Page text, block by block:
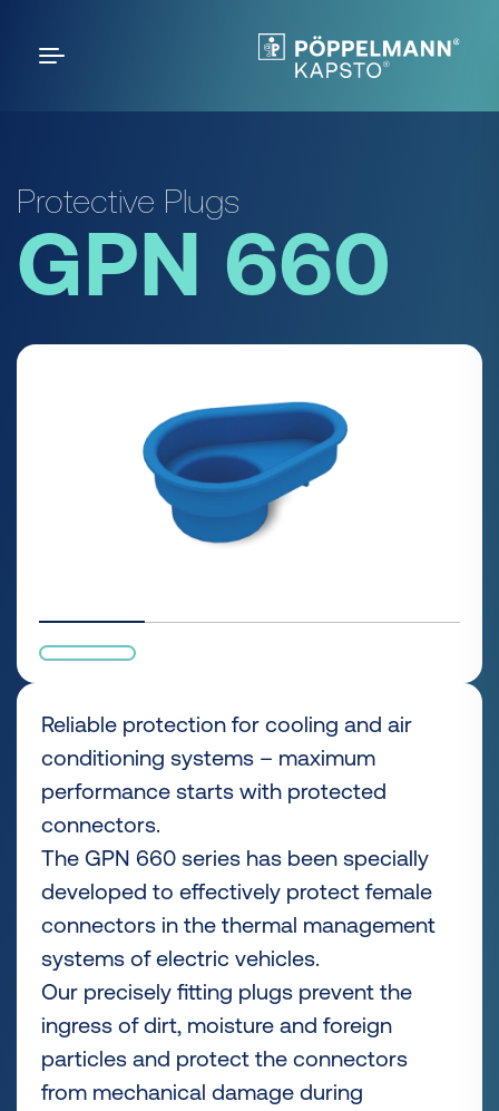
Protective Plugs
GPN 660
Reliable protection for cooling and air
conditioning systems – maximum
performance starts with protected
connectors.
The GPN 660 series has been specially
developed to effectively protect female
connectors in the thermal management
systems of electric vehicles.
Our precisely fitting plugs prevent the
ingress of dirt, moisture and foreign
particles and protect the connectors
from mechanical damage during